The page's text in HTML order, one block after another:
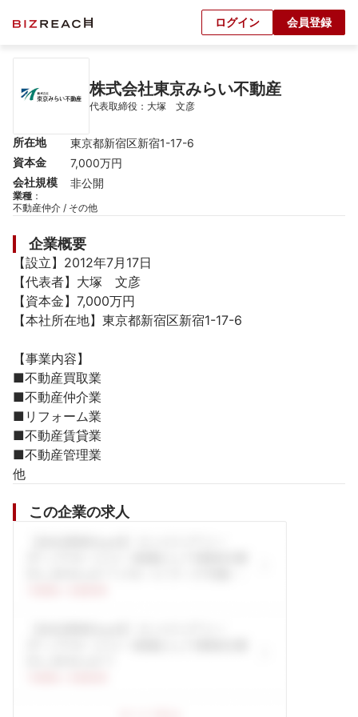
ログイン 会員登録
株式会社東京みらい不動産
代表取締役：大塚　文彦
所在地
東京都新宿区新宿1-17-6
資本金
7,000万円
会社規模
非公開
業種 ：
不動産仲介 / その他
企業概要
【設立】2012年7月17日
【代表者】大塚　文彦
【資本金】7,000万円
【本社所在地】東京都新宿区新宿1-17-6
【事業内容】
■不動産買取業
■不動産仲介業
■リフォーム業
■不動産賃貸業
■不動産管理業
他
この企業の求人